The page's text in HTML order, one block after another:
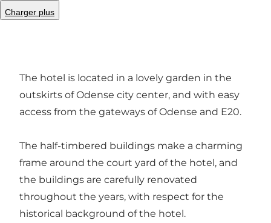
Charger plus
The hotel is located in a lovely garden in the
outskirts of Odense city center, and with easy
access from the gateways of Odense and E20.
The half-timbered buildings make a charming
frame around the court yard of the hotel, and
the buildings are carefully renovated
throughout the years, with respect for the
historical background of the hotel.